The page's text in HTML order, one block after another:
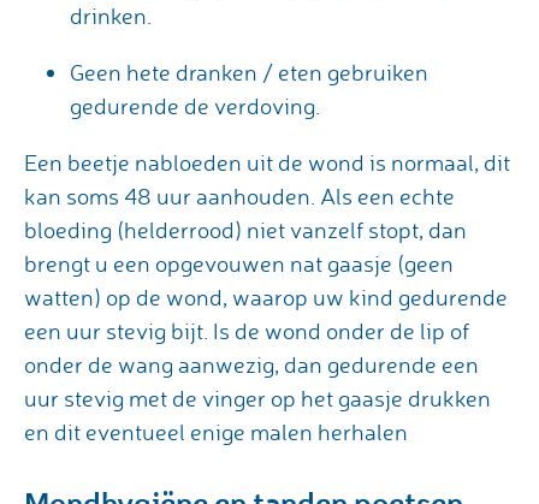
drinken.
Geen hete dranken / eten gebruiken
gedurende de verdoving.
Een beetje nabloeden uit de wond is normaal, dit
kan soms 48 uur aanhouden. Als een echte
bloeding (helderrood) niet vanzelf stopt, dan
brengt u een opgevouwen nat gaasje (geen
watten) op de wond, waarop uw kind gedurende
een uur stevig bijt. Is de wond onder de lip of
onder de wang aanwezig, dan gedurende een
uur stevig met de vinger op het gaasje drukken
en dit eventueel enige malen herhalen